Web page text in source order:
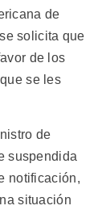
de
solicita que
de los
se les
de
suspendida
notificación,
situación